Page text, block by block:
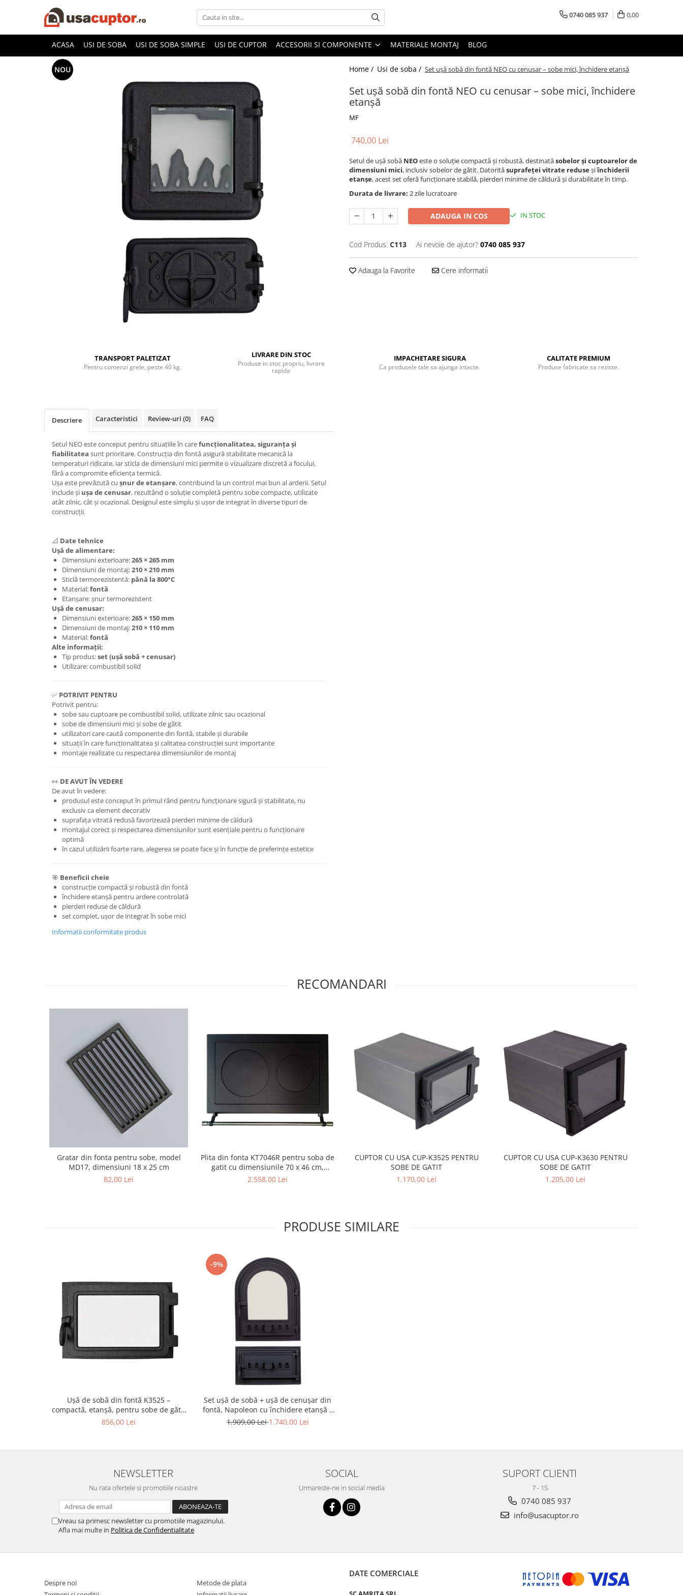
Accesorii si componente
Cuptor soba
Admisie aer pentru ardere
0740 085 937 0,00
ACASA USI DE SOBA USI DE SOBA SIMPLE USI DE CUPTOR ACCESORII SI COMPONENTE MATERIALE MONTAJ BLOG
Home / Usi de soba / Set ușă sobă din fontă NEO cu cenusar – sobe mici, închidere etanșă
Set ușă sobă din fontă NEO cu cenusar – sobe mici, închidere
etanșă
MF
NOU
740,00 Lei
Setul de ușă sobă NEOeste o soluție compactă și robustă, destinatăsobelor și cuptoarelor de
dimensiuni mici, inclusiv sobelor de gătit. Datorităsuprafeței vitrate reduseșiînchiderii
etanșe, acest set oferă funcționare stabilă, pierderi minime de căldură și durabilitate în timp.
Durata de livrare: 2 zile lucratoare
ADAUGA IN COS IN STOC
Cod Produs: C113 Ai nevoie de ajutor? 0740 085 937
Adauga la Favorite Cere informatii
TRANSPORT PALETIZAT
Pentru comenzi grele, peste 40 kg.
LIVRARE DIN STOC
Produse in stoc propriu, livrare
rapida
IMPACHETARE SIGURA
Ca produsele tale sa ajunga intacte.
CALITATE PREMIUM
Produse fabricate sa reziste.
Descriere Caracteristici Review-uri (0) FAQ
Setul NEO este conceput pentru situațiile în carefuncționalitatea, siguranța și
fiabilitatea sunt prioritare. Construcția din fontă asigură stabilitate mecanică la
temperaturi ridicate, iar sticla de dimensiuni mici permite o vizualizare discretă a focului,
fără a compromite eficiența termică.
Ușa este prevăzută cu șnur de etanșare, contribuind la un control mai bun al arderii. Setul
include și ușa de cenusar, rezultând o soluție completă pentru sobe compacte, utilizate
atât zilnic, cât și ocazional. Designul este simplu și ușor de integrat în diverse tipuri de
construcții.
📐 Date tehnice
Ușă de alimentare:
Dimensiuni exterioare:265 × 265 mm
Dimensiuni de montaj:210 × 210 mm
Sticlă termorezistentă: până la 800°C
Material:fontă
Etanșare: șnur termorezistent
Ușă de cenusar:
Dimensiuni exterioare:265 × 150 mm
Dimensiuni de montaj:210 × 110 mm
Material:fontă
Alte informații:
Tip produs:set (ușă sobă + cenusar)
Utilizare: combustibil solid
✅ POTRIVIT PENTRU
Potrivit pentru:
sobe sau cuptoare pe combustibil solid, utilizate zilnic sau ocazional
sobe de dimensiuni mici și sobe de gătit
utilizatori care caută componente din fontă, stabile și durabile
situații în care funcționalitatea și calitatea construcției sunt importante
montaje realizate cu respectarea dimensiunilor de montaj
👀 DE AVUT ÎN VEDERE
De avut în vedere:
produsul este conceput în primul rând pentru funcționare sigură și stabilitate, nu
exclusiv ca element decorativ
suprafața vitrată redusă favorizează pierderi minime de căldură
montajul corect și respectarea dimensiunilor sunt esențiale pentru o funcționare
optimă
în cazul utilizării foarte rare, alegerea se poate face și în funcție de preferințe estetice
🎯 Beneficii cheie
construcție compactă și robustă din fontă
închidere etanșă pentru ardere controlată
pierderi reduse de căldură
set complet, ușor de integrat în sobe mici
Informatii conformitate produs
RECOMANDARI
Gratar din fonta pentru sobe, model
MD17, dimensiuni 18 x 25 cm
82,00 Lei
Plita din fonta KT7046R pentru soba de
gatit cu dimensiunile 70 x 46 cm,
prevazuta cu bara inox
2.558,00 Lei
CUPTOR CU USA CUP-K3525 PENTRU
SOBE DE GATIT
1.170,00 Lei
CUPTOR CU USA CUP-K3630 PENTRU
SOBE DE GATIT
1.205,00 Lei
PRODUSE SIMILARE
Ușă de sobă din fontă K3525 –
compactă, etanșă, pentru sobe de gătit
și sobe mici
856,00 Lei
-9%
Set ușă de sobă + ușă de cenușar din
fontă, Napoleon cu închidere etanșă –
model rotunjit, pentru sobe de teracotă
1.909,00 Lei1.740,00 Lei
NEWSLETTER
Nu rata ofertele si promotiile noastre
Vreau sa primesc newsletter cu promotiile magazinului.
Afla mai multe in Politica de Confidentialitate
SOCIAL
Urmareste-ne in social media
SUPORT CLIENTI
7 - 15
0740 085 937
info@usacuptor.ro
Despre noi
Metode de plata
DATE COMERCIALE